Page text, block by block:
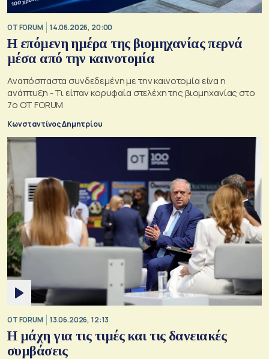
OT FORUM 14.06.2026, 20:00
Η επόμενη ημέρα της βιομηχανίας περνά
μέσα από την καινοτομία
Αναπόσπαστα συνδεδεμένη με την καινοτομία είνα η
ανάπτυξη - Τι είπαν κορυφαία στελέχη της βιομηχανίας στο
7ο OT FORUM
Κωνσταντίνος Δημητρίου
OT FORUM 13.06.2026, 12:13
Η μάχη για τις τιμές και τις δανειακές
συμβάσεις